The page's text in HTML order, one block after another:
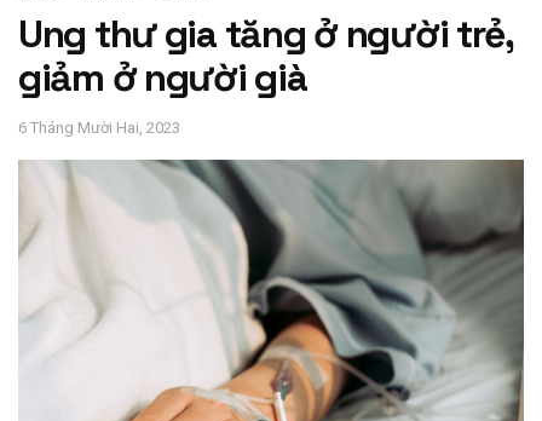
Ung thư gia tăng ở người trẻ,
giảm ở người già
6 Tháng Mười Hai, 2023